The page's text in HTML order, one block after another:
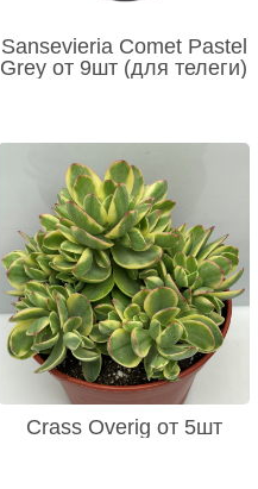
Sansevieria Comet Pastel
Grey от 9шт (для телеги)
Crass Overig от 5шт